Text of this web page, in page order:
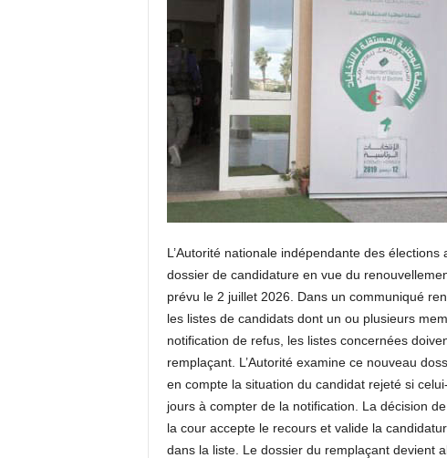
L’Autorité nationale indépendante des
dossier de candidature en vue du
prévu le 2 juillet 2026. Dans un communiqué
les listes de candidats dont un ou plusieurs
notification de refus, les listes concernées
remplaçant. L’Autorité examine ce nouveau
en compte la situation du candidat rejeté si
jours à compter de la notification. La décision
la cour accepte le recours et valide la
dans la liste. Le dossier du remplaçant devient